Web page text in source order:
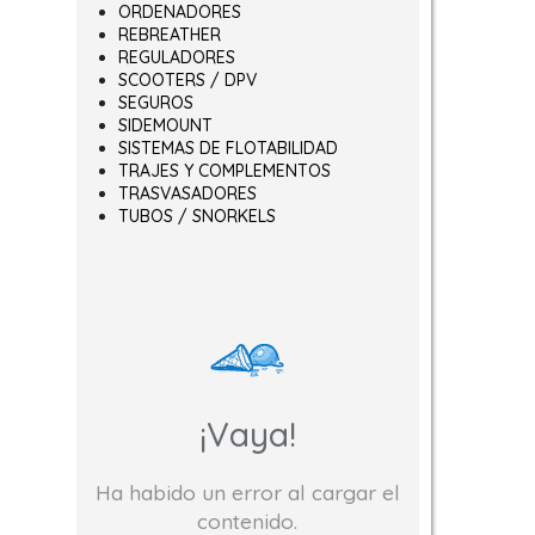
en la página de producto
ORDENADORES
REBREATHER
REGULADORES
SCOOTERS / DPV
SEGUROS
SIDEMOUNT
SISTEMAS DE FLOTABILIDAD
TRAJES Y COMPLEMENTOS
TRASVASADORES
TUBOS / SNORKELS
¡Vaya!
Ha habido un error al cargar el
contenido.